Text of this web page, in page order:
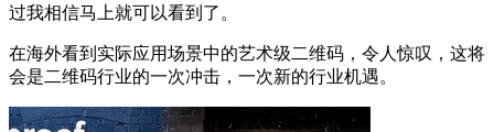
过我相信马上就可以看到了。
在海外看到实际应用场景中的艺术级二维码，令人惊叹，这将
会是二维码行业的一次冲击，一次新的行业机遇。